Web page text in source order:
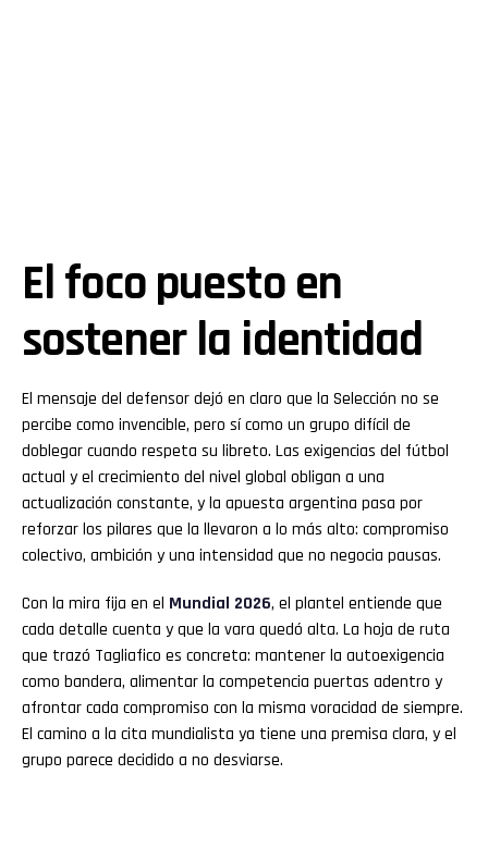
El foco puesto en
sostener la identidad
El mensaje del defensor dejó en claro que la Selección no se
percibe como invencible, pero sí como un grupo difícil de
doblegar cuando respeta su libreto. Las exigencias del fútbol
actual y el crecimiento del nivel global obligan a una
actualización constante, y la apuesta argentina pasa por
reforzar los pilares que la llevaron a lo más alto: compromiso
colectivo, ambición y una intensidad que no negocia pausas.
Con la mira fija en el Mundial 2026, el plantel entiende que
cada detalle cuenta y que la vara quedó alta. La hoja de ruta
que trazó Tagliafico es concreta: mantener la autoexigencia
como bandera, alimentar la competencia puertas adentro y
afrontar cada compromiso con la misma voracidad de siempre.
El camino a la cita mundialista ya tiene una premisa clara, y el
grupo parece decidido a no desviarse.